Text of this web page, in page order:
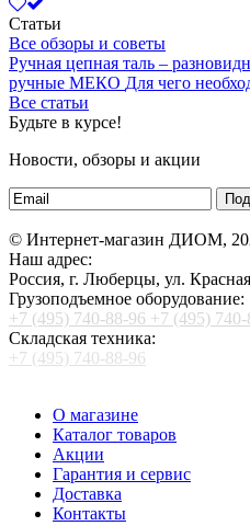
Статьи
Все обзоры и советы
Ручная цепная таль –
ручные МЕКО Для чего
Все статьи
Будьте в курсе!
Новости, обзоры и акции
© Интернет-магазин ДИОМ,
Наш адрес:
Россия, г. Люберцы, ул.
Грузоподъемное оборудование:
+7 (495) 740-88-96 +7 (495) 740-
Складская техника:
+7 (495) 740-88-96
О магазине
Каталог товаров
Акции
Гарантия и сервис
Доставка
Контакты